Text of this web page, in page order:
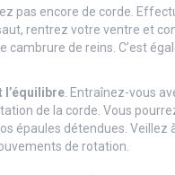
pas encore de corde.
rentrez votre ventre et
de reins. C’est
. Entraînez-vous
de la corde. Vous
épaules détendues. Veillez
de rotation.